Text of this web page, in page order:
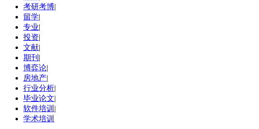
考研考博|
留学|
专业|
投资|
文献|
期刊 |
博弈论|
房地产|
行业分析|
毕业论文|
软件培训 |
学术培训